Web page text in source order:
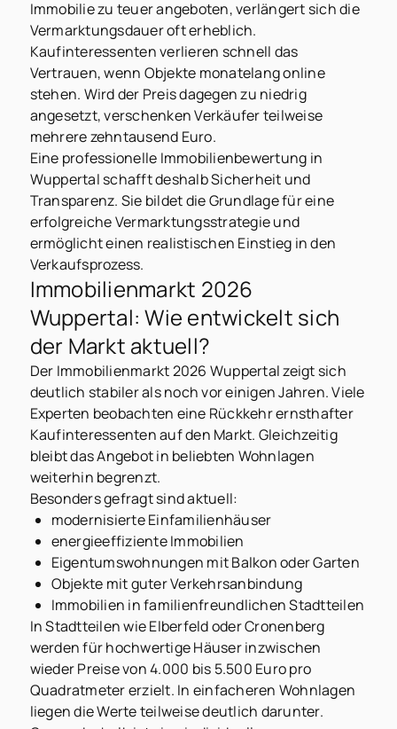
Immobilie zu teuer angeboten, verlängert sich die
Vermarktungsdauer oft erheblich.
Kaufinteressenten verlieren schnell das
Vertrauen, wenn Objekte monatelang online
stehen. Wird der Preis dagegen zu niedrig
angesetzt, verschenken Verkäufer teilweise
mehrere zehntausend Euro.
Eine professionelle Immobilienbewertung in
Wuppertal schafft deshalb Sicherheit und
Transparenz. Sie bildet die Grundlage für eine
erfolgreiche Vermarktungsstrategie und
ermöglicht einen realistischen Einstieg in den
Verkaufsprozess.
Immobilienmarkt 2026
Wuppertal: Wie entwickelt sich
der Markt aktuell?
Der Immobilienmarkt 2026 Wuppertal zeigt sich
deutlich stabiler als noch vor einigen Jahren. Viele
Experten beobachten eine Rückkehr ernsthafter
Kaufinteressenten auf den Markt. Gleichzeitig
bleibt das Angebot in beliebten Wohnlagen
weiterhin begrenzt.
Besonders gefragt sind aktuell:
modernisierte Einfamilienhäuser
energieeffiziente Immobilien
Eigentumswohnungen mit Balkon oder Garten
Objekte mit guter Verkehrsanbindung
Immobilien in familienfreundlichen Stadtteilen
In Stadtteilen wie Elberfeld oder Cronenberg
werden für hochwertige Häuser inzwischen
wieder Preise von 4.000 bis 5.500 Euro pro
Quadratmeter erzielt. In einfacheren Wohnlagen
liegen die Werte teilweise deutlich darunter.